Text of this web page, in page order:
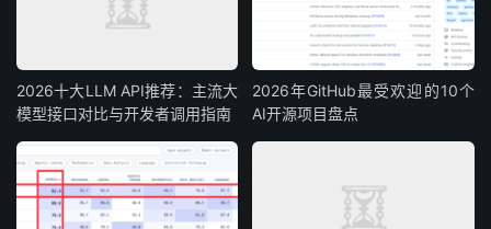
2026十大LLM API推荐：主流大
模型接口对比与开发者调用指南
2026年GitHub最受欢迎的10个
AI开源项目盘点